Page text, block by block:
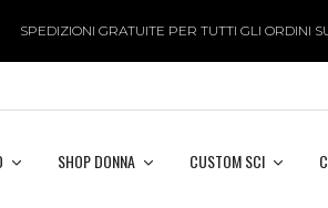
SPEDIZIONI GRATUITE PER TUTTI GLI ORDINI
SHOP DONNA CUSTOM SCI